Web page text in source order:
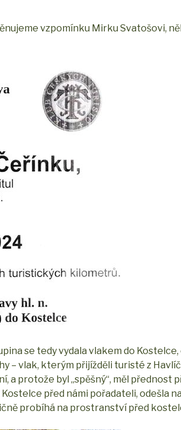
vzpomínku Mirku Svatošovi,
se tedy vydala vlakem do
– vlak, kterým přijížděli turisté z
a protože byl „spěšný“, měl přednost
před námi pořadateli, odešla
probíhá na prostranství před